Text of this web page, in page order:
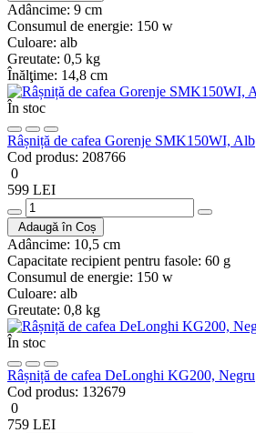
Adâncime: 9 cm
Consumul de energie: 150 w
Culoare: alb
Greutate: 0,5 kg
Înălţime: 14,8 cm
În stoc
Râșniță de cafea Gorenje SMK150WI, Alb
Cod produs: 208766
0
599 LEI
Adaugă în Coș
Adâncime: 10,5 cm
Capacitate recipient pentru fasole: 60 g
Consumul de energie: 150 w
Culoare: alb
Greutate: 0,8 kg
În stoc
Râșniță de cafea DeLonghi KG200, Negru
Cod produs: 132679
0
759 LEI